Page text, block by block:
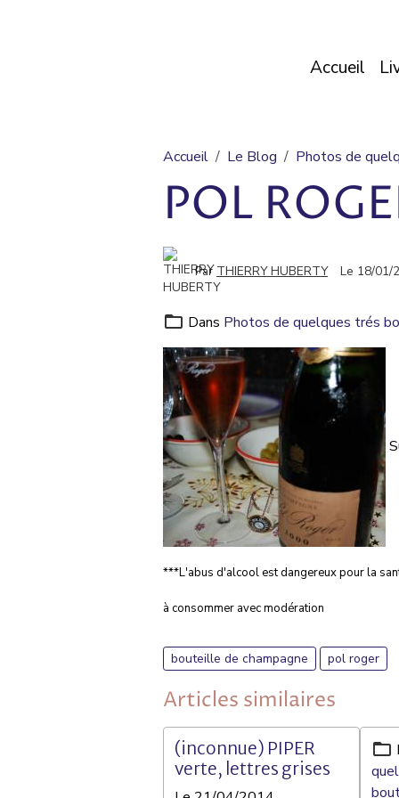
Accueil
Accueil Le Blog Photos de
POL
ParTHIERRY HUBERTY Le 18/01/
Dans Photos de quelques trés
***L'abus d'alcool est dangereux pour la
à consommer avec modération
bouteille de champagne pol roger
Articles similaires
(inconnue) PIPER
verte, lettres grises